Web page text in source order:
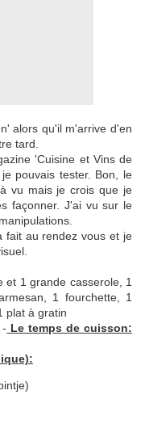
alors qu'il m'arrive d'en
tard.
'Cuisine et Vins de
pouvais tester. Bon, le
vu mais je crois que je
façonner. J'ai vu sur le
fait au rendez vous et je
et 1 grande casserole, 1
1 fourchette, 1
plat à gratin
Le temps de cuisson: